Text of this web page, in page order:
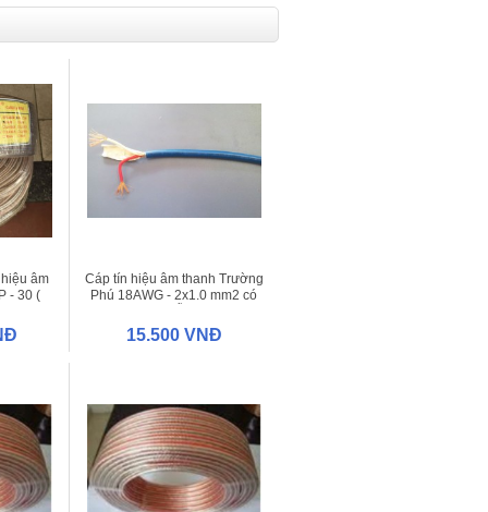
âm
- 30 (
Cáp tín hiệu âm thanh Trường
Phú 18AWG - 2x1.0 mm2 có
mét )
15.500 VNĐ